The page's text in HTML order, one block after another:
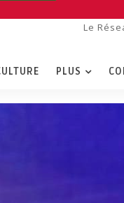
Le
PLUS